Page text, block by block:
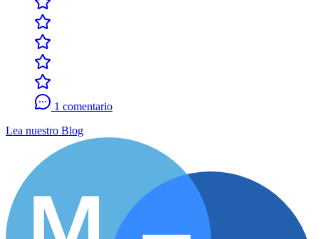
1 comentario
Lea nuestro Blog